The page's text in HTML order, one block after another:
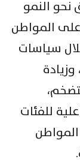
نحو النمو
على المواطن
سياسات
للفئات